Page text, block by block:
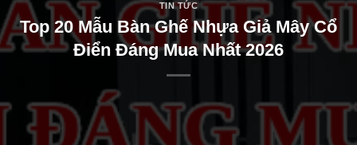
TIN TỨC
Top 20 Mẫu Bàn Ghế Nhựa Giả Mây Cổ
Điển Đáng Mua Nhất 2026